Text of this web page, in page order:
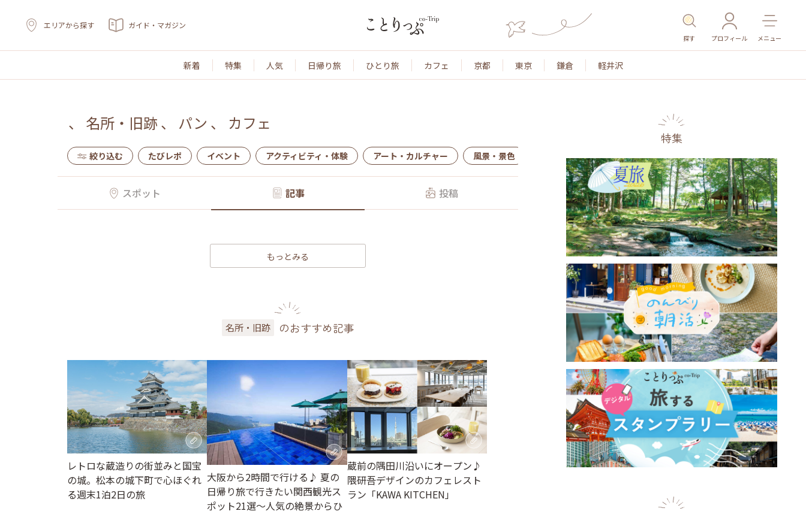
エリアから探す ガイド・マガジン
探す プロフィール メニュー
新着 特集 人気 日帰り旅 ひとり旅 カフェ 京都 東京 鎌倉 軽井沢
、 名所・旧跡 、 パン 、 カフェ
絞り込む たびレポ イベント アクティビティ・体験 アート・カルチャー 風景・景色 名所・旧跡 温泉・スパ その他施設 ごはん
スポット 記事 投稿
もっとみる
名所・旧跡 のおすすめ記事
レトロな蔵造りの街並みと国宝
の城。松本の城下町で心ほぐれ
る週末1泊2日の旅
大阪から2時間で行ける♪ 夏の
日帰り旅で行きたい関西観光ス
ポット21選～人気の絶景からひ
蔵前の隅田川沿いにオープン♪
隈研吾デザインのカフェレスト
ラン「KAWA KITCHEN」
特集